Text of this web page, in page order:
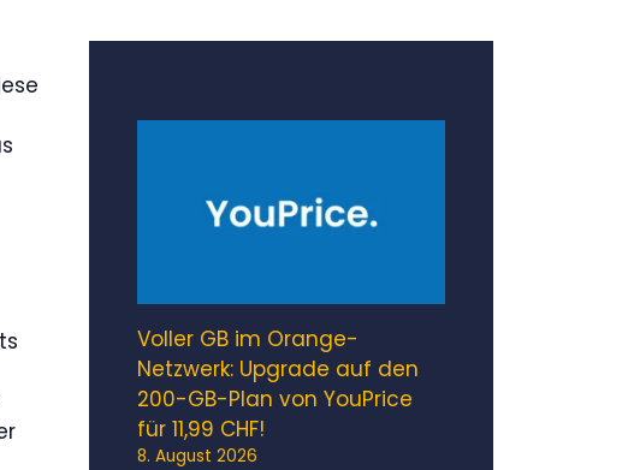
Voller GB im Orange-
Netzwerk: Upgrade auf den
200-GB-Plan von YouPrice
für 11,99 CHF!
8. August 2026